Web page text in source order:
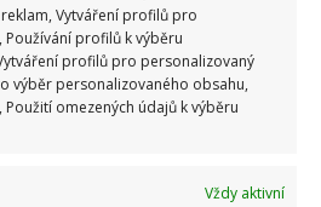
Vytváření profilů pro
profilů k výběru
profilů pro personalizovaný
výběr personalizovaného obsahu,
omezených údajů k výběru
Vždy aktivní
oblíbených autech v dobách
řidiči musí získat 10 z 10